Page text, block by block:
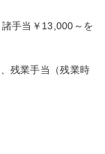
手当￥13,000～を
残業手当（残業時